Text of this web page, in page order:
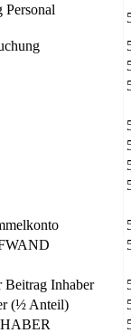
Inhaber
(½ Anteil)